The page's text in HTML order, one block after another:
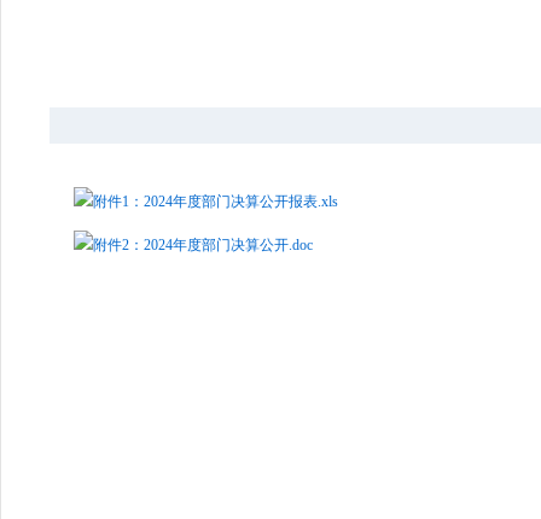
附件1：2024年度部门决算公开报表.xls
附件2：2024年度部门决算公开.doc